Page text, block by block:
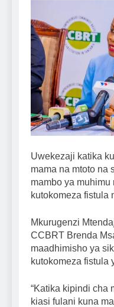
Uwekezaji katika
mama na mtoto na
mambo ya
kutokomeza fistula
Mkurugenzi
CCBRT Brenda
maadhimisho ya
kutokomeza fistula
“Katika kipindi cha
kiasi fulani kuna